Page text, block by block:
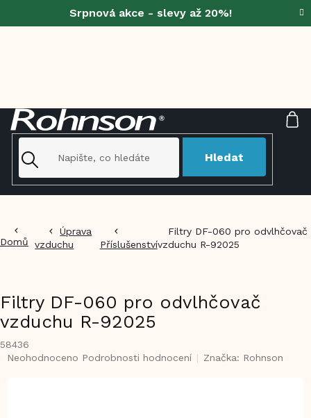
Srpnová akce - slevy až 20%!
Hledat
Domů
Úprava
vzduchu
Příslušenství
Filtry DF-060 pro odvlhčovač
vzduchu R-92025
Filtry DF-060 pro odvlhčovač
vzduchu R-92025
58436
Průměrné
Neohodnoceno Podrobnosti hodnocení Značka: Rohnson